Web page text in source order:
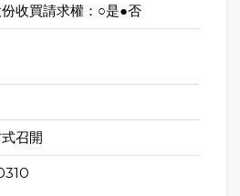
收買請求權：○是●否
召開